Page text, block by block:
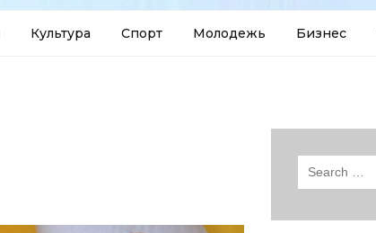
Культура Спорт Молодежь Бизнес
Search